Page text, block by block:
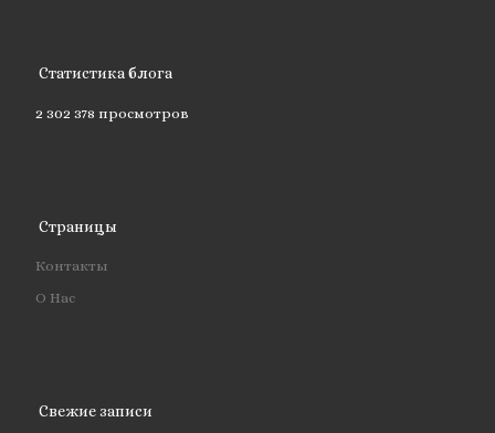
Статистика блога
2 302 378 просмотров
Страницы
Контакты
О Нас
Свежие записи